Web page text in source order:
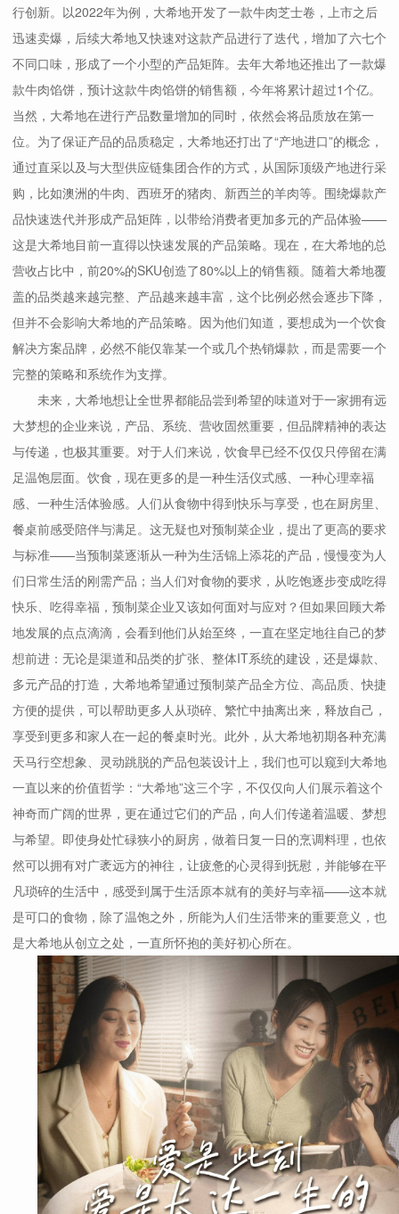
行创新。以2022年为例，大希地开发了一款牛肉芝士卷，上市之后
迅速卖爆，后续大希地又快速对这款产品进行了迭代，增加了六七个
不同口味，形成了一个小型的产品矩阵。去年大希地还推出了一款爆
款牛肉馅饼，预计这款牛肉馅饼的销售额，今年将累计超过1个亿。
当然，大希地在进行产品数量增加的同时，依然会将品质放在第一
位。为了保证产品的品质稳定，大希地还打出了“产地进口”的概念，
通过直采以及与大型供应链集团合作的方式，从国际顶级产地进行采
购，比如澳洲的牛肉、西班牙的猪肉、新西兰的羊肉等。围绕爆款产
品快速迭代并形成产品矩阵，以带给消费者更加多元的产品体验——
这是大希地目前一直得以快速发展的产品策略。现在，在大希地的总
营收占比中，前20%的SKU创造了80%以上的销售额。随着大希地覆
盖的品类越来越完整、产品越来越丰富，这个比例必然会逐步下降，
但并不会影响大希地的产品策略。因为他们知道，要想成为一个饮食
解决方案品牌，必然不能仅靠某一个或几个热销爆款，而是需要一个
完整的策略和系统作为支撑。
未来，大希地想让全世界都能品尝到希望的味道对于一家拥有远
大梦想的企业来说，产品、系统、营收固然重要，但品牌精神的表达
与传递，也极其重要。对于人们来说，饮食早已经不仅仅只停留在满
足温饱层面。饮食，现在更多的是一种生活仪式感、一种心理幸福
感、一种生活体验感。人们从食物中得到快乐与享受，也在厨房里、
餐桌前感受陪伴与满足。这无疑也对预制菜企业，提出了更高的要求
与标准——当预制菜逐渐从一种为生活锦上添花的产品，慢慢变为人
们日常生活的刚需产品；当人们对食物的要求，从吃饱逐步变成吃得
快乐、吃得幸福，预制菜企业又该如何面对与应对？但如果回顾大希
地发展的点点滴滴，会看到他们从始至终，一直在坚定地往自己的梦
想前进：无论是渠道和品类的扩张、整体IT系统的建设，还是爆款、
多元产品的打造，大希地希望通过预制菜产品全方位、高品质、快捷
方便的提供，可以帮助更多人从琐碎、繁忙中抽离出来，释放自己，
享受到更多和家人在一起的餐桌时光。此外，从大希地初期各种充满
天马行空想象、灵动跳脱的产品包装设计上，我们也可以窥到大希地
一直以来的价值哲学：“大希地”这三个字，不仅仅向人们展示着这个
神奇而广阔的世界，更在通过它们的产品，向人们传递着温暖、梦想
与希望。即使身处忙碌狭小的厨房，做着日复一日的烹调料理，也依
然可以拥有对广袤远方的神往，让疲惫的心灵得到抚慰，并能够在平
凡琐碎的生活中，感受到属于生活原本就有的美好与幸福——这本就
是可口的食物，除了温饱之外，所能为人们生活带来的重要意义，也
是大希地从创立之处，一直所怀抱的美好初心所在。